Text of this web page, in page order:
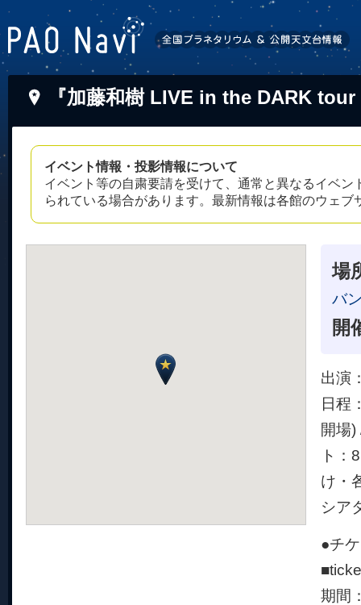
『加藤和樹 LIVE in the DARK
イベント情報・投影情報について
イベント等の自粛要請を受けて、通常と異なるイベ
られている場合があります。最新情報は各館のウェ
場
バ
開
出演
日程
開場
ト：
け・
シ
●チ
期間